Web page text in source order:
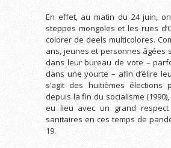
En effet, au matin du 24 juin,
steppes mongoles et les rues
colorer de deels multicolores.
ans, jeunes et personnes âgées
dans leur bureau de vote –
dans une yourte – afin d’élire
s’agit des huitièmes élections
depuis la fin du socialisme
eu lieu avec un grand respect
sanitaires en ces temps de
19.